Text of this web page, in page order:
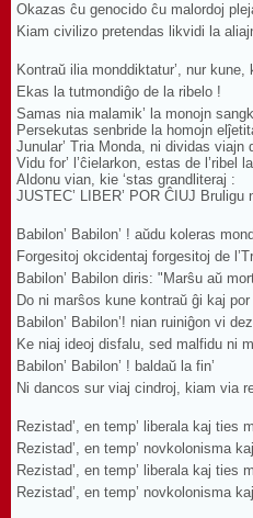
Okazas ĉu genocido ĉu malordoj
Kiam civilizo pretendas likvidi la
Kontraŭ ilia monddiktatur’, nur kune,
Ekas la tutmondiĝo de la ribelo !
Samas nia malamik’ la monojn
Persekutas senbride la homojn
Junular’ Tria Monda, ni dividas viajn
Vidu for’ l’ĉielarkon, estas de l’ribel
Aldonu vian, kie ‘stas grandliteraj :
JUSTEC’ LIBER’ POR ĈIUJ Bruligu
Babilon’ Babilon’ ! aŭdu koleras
Forgesitoj okcidentaj forgesitoj de
Babilon’ Babilon diris: "Marŝu aŭ
Do ni marŝos kune kontraŭ ĝi kaj
Babilon’ Babilon’! nian ruiniĝon vi
Ke niaj ideoj disfalu, sed malfidu ni
Babilon’ Babilon’ ! baldaŭ la fin’
Ni dancos sur viaj cindroj, kiam via
Rezistad’, en temp’ liberala kaj ties
Rezistad’, en temp’ novkolonisma
Rezistad’, en temp’ liberala kaj ties
Rezistad’, en temp’ novkolonisma